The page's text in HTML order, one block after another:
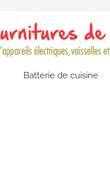
Batterie de cuisine